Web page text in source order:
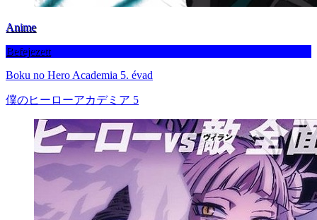
Anime
Befejezett
Boku no Hero Academia 5. évad
僕のヒーローアカデミア 5